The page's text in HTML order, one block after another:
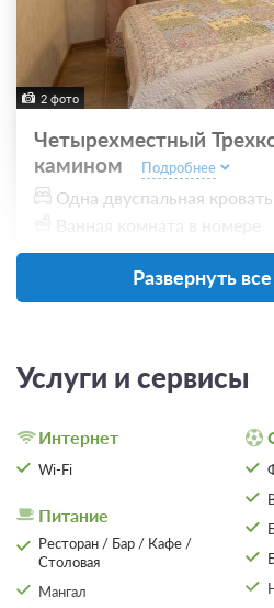
2 фото
Четырехместный
камином
Подробнее
Одна двуспальная кровать
Проживание с питанием
6 900
Развернуть
Услуги и сервисы
Интернет
Wi-Fi
Питание
Ресторан / Бар / Кафе /
Столовая
Мангал